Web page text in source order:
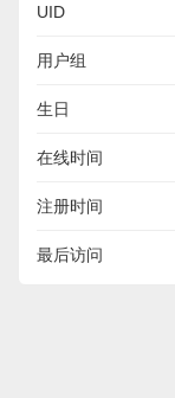
UID
用户组
生日
在线时间
注册时间
最后访问